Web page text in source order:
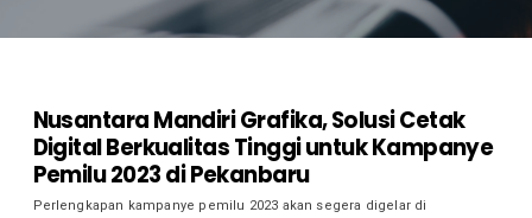
Nusantara Mandiri Grafika, Solusi Cetak
Digital Berkualitas Tinggi untuk Kampanye
Pemilu 2023 di Pekanbaru
Perlengkapan kampanye pemilu 2023 akan segera digelar di